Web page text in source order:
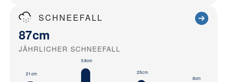
SCHNEEFALL
87cm
JÄHRLICHER SCHNEEFALL
21cm
58cm
25cm
8cm